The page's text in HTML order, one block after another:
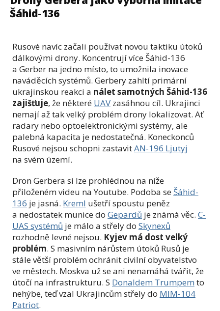
Šáhid-136
Rusové navíc začali používat novou taktiku útoků
dálkovými drony. Koncentrují více Šáhid-136
a Gerber na jedno místo, to umožnila inovace
naváděcích systémů. Gerbery zahltí primární
ukrajinskou reakci a nálet samotných Šáhid-136
zajišťuje, že některé UAV zasáhnou cíl. Ukrajinci
nemají až tak velký problém drony lokalizovat. Ať
radary nebo optoelektronickými systémy, ale
palebná kapacita je nedostatečná. Koneckonců
Rusové nejsou schopni zastavitAN-196 Ljutyj
na svém území.
Dron Gerbera si lze prohlédnou na níže
přiloženém videu na Youtube. Podoba se Šáhid-
136 je jasná. Kreml ušetří spoustu peněz
a nedostatek munice do Gepardů je známá věc. C-
UAS systémů je málo a střely do Skynexů
rozhodně levné nejsou. Kyjev má dost velký
problém. S masivním nárůstem útoků Rusů je
stále větší problém ochránit civilní obyvatelstvo
ve městech. Moskva už se ani nenamáhá tvářit, že
útočí na infrastrukturu. S Donaldem Trumpem to
nehýbe, teď vzal Ukrajincům střely do MIM-104
Patriot.